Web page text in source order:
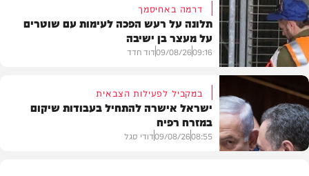
חדשות
חרדים
דרמה באחיסמך
תלונה על רעש הפכה לעימות עם שוטרים
על מעצר בן ישיבה
09:16
09/08/26דוד חדד
במקביל לפעילות הצבאית
ישראל אישרה להתחיל בעבודות שיקום
במזרח רפיח
08:55
09/08/26דודי סגל